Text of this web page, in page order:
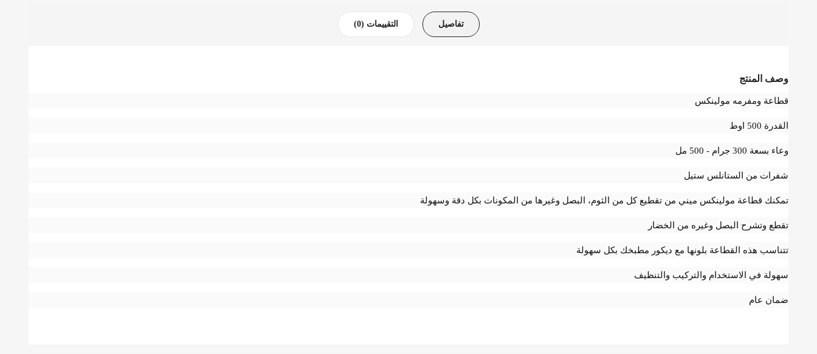
تفاصيل التقييمات (0)
وصف المنتج
قطاعة ومفرمه مولينكس
القدرة 500 اوط
وعاء بسعة 300 جرام - 500 مل
شفرات من الستانلس ستيل
تمكنك قطاعة مولينكس ميني من تقطيع كل من الثوم، البصل وغيرها من المكونات بكل دقة وسهولة
تقطع وتشرح البصل وغيره من الخضار
تتناسب هذه القطاعة بلونها مع ديكور مطبخك بكل سهولة
سهولة في الاستخدام والتركيب والتنظيف
ضمان عام